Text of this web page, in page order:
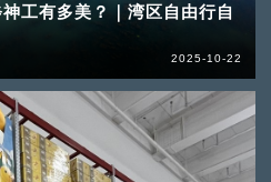
工有多美？｜湾区自由行自
2025-10-22